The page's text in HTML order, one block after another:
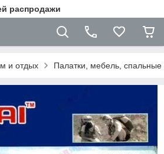
распродажи
и отдых Палатки, мебель,